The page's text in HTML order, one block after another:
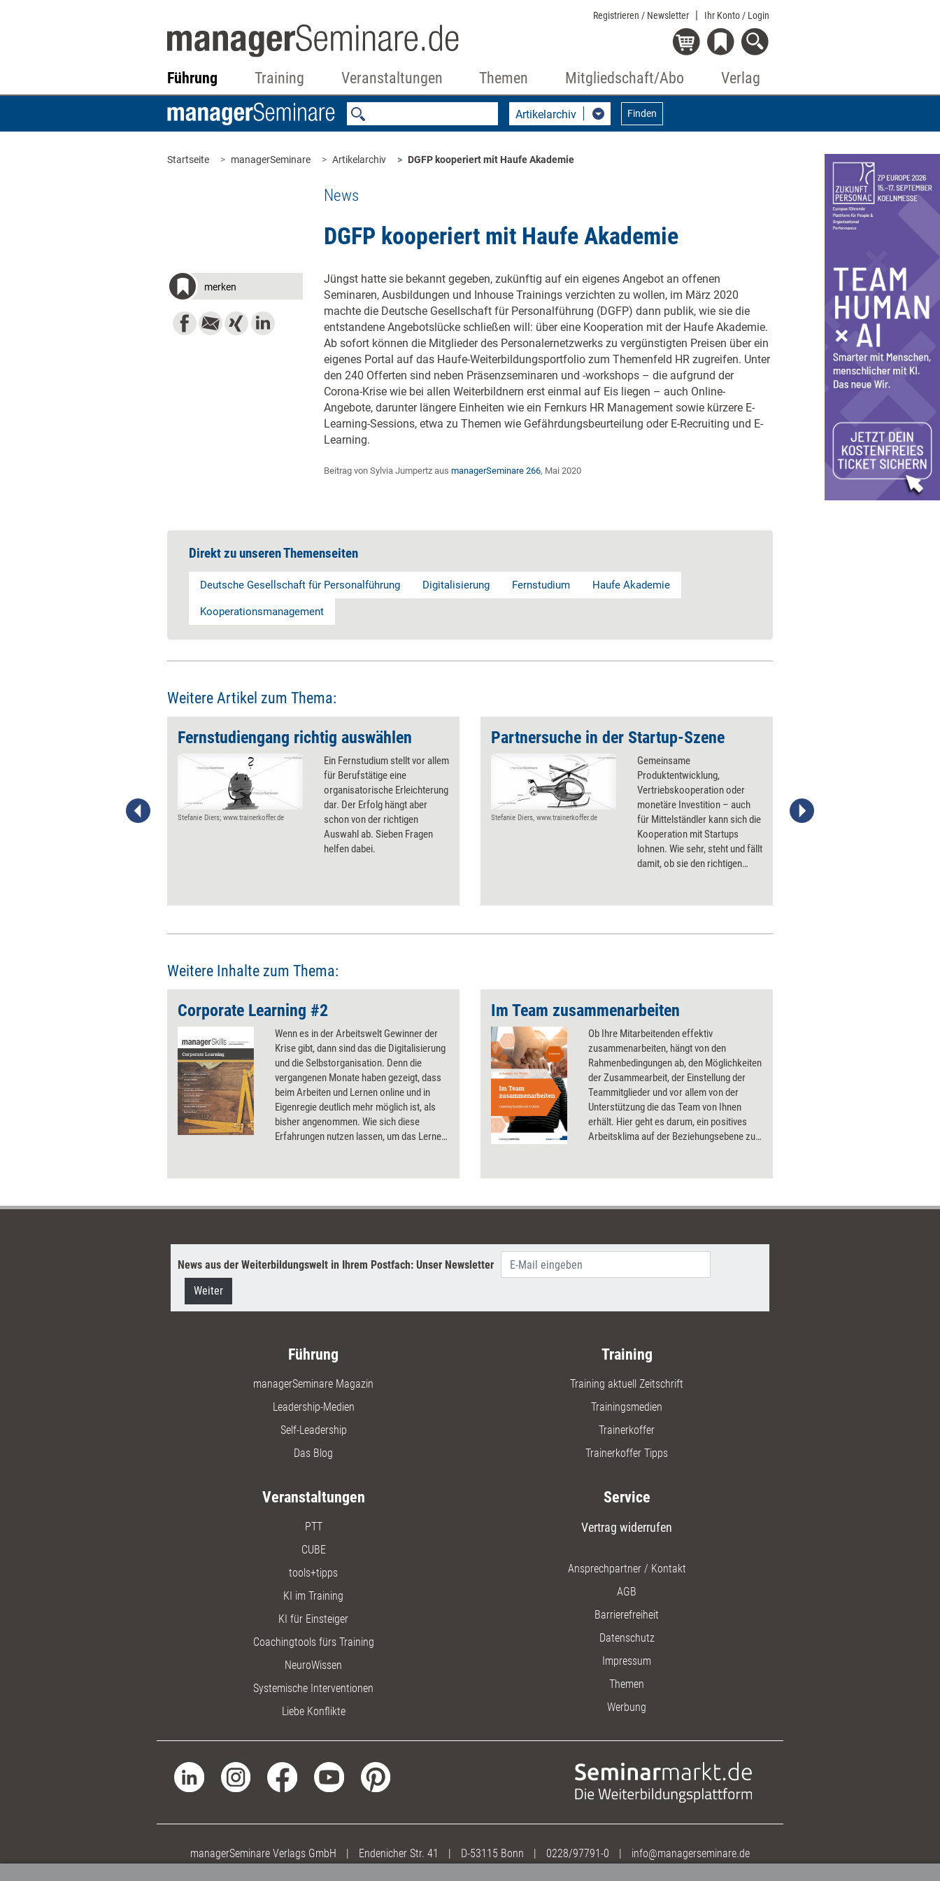
Registrieren / Newsletter Ihr Konto / Login
Führung Training Veranstaltungen Themen Mitgliedschaft/Abo Verlag
Artikelarchiv Finden
Startseite managerSeminare Artikelarchiv DGFP kooperiert mit Haufe Akademie
News
DGFP kooperiert mit Haufe Akademie
merken
Jüngst hatte sie bekannt gegeben, zukünftig auf ein eigenes Angebot an offenen
Seminaren, Ausbildungen und Inhouse Trainings verzichten zu wollen, im März 2020
machte die Deutsche Gesellschaft für Personalführung (DGFP) dann publik, wie sie die
entstandene Angebotslücke schließen will: über eine Kooperation mit der Haufe Akademie.
Ab sofort können die Mitglieder des Personalernetzwerks zu vergünstigten Preisen über ein
eigenes Portal auf das Haufe-Weiterbildungsportfolio zum Themenfeld HR zugreifen. Unter
den 240 Offerten sind neben Präsenzseminaren und -workshops – die aufgrund der
Corona-Krise wie bei allen Weiterbildnern erst einmal auf Eis liegen – auch Online-
Angebote, darunter längere Einheiten wie ein Fernkurs HR Management sowie kürzere E-
Learning-Sessions, etwa zu Themen wie Gefährdungsbeurteilung oder E-Recruiting und E-
Learning.
Beitrag von Sylvia Jumpertz aus managerSeminare 266, Mai 2020
Direkt zu unseren Themenseiten
Deutsche Gesellschaft für Personalführung Digitalisierung Fernstudium Haufe Akademie
Kooperationsmanagement
Weitere Artikel zum Thema:
Kooperationsplattformen, auf
Fernstudiengang richtig auswählen
Stefanie Diers; www.trainerkoffer.de
Ein Fernstudium stellt vor allem
für Berufstätige eine
organisatorische Erleichterung
dar. Der Erfolg hängt aber
schon von der richtigen
Auswahl ab. Sieben Fragen
helfen dabei.
Partnersuche in der Startup-Szene
Stefanie Diers, www.trainerkoffer.de
Gemeinsame
Produktentwicklung,
Vertriebskooperation oder
monetäre Investition – auch
für Mittelständler kann sich die
Kooperation mit Startups
lohnen. Wie sehr, steht und fällt
damit, ob sie den richtigen
Stefanie Diers, © www.trainerkoffer.de
Weitere Inhalte zum Thema:
Corporate Learning #2
Wenn es in der Arbeitswelt Gewinner der
Krise gibt, dann sind das die Digitalisierung
und die Selbstorganisation. Denn die
vergangenen Monate haben gezeigt, dass
beim Arbeiten und Lernen online und in
Eigenregie deutlich mehr möglich ist, als
bisher angenommen. Wie sich diese
Erfahrungen nutzen lassen, um das Lernen
Corporate Learning zu machen.
Im Team zusammenarbeiten
Ob Ihre Mitarbeitenden effektiv
zusammenarbeiten, hängt von den
Rahmenbedingungen ab, den Möglichkeiten
der Zusammearbeit, der Einstellung der
Teammitglieder und vor allem von der
Unterstützung die das Team von Ihnen
erhält. Hier geht es darum, ein positives
Arbeitsklima auf der Beziehungsebene zu
Ergebnisorientierung auf der Arbeitsebene.
Bundles unterstützen Führungskräfte und
News aus der Weiterbildungswelt in Ihrem Postfach: Unser Newsletter
Weiter
Führung
managerSeminare Magazin
Leadership-Medien
Self-Leadership
Das Blog
Training
Training aktuell Zeitschrift
Trainingsmedien
Trainerkoffer
Trainerkoffer Tipps
Veranstaltungen
PTT
CUBE
tools+tipps
KI im Training
KI für Einsteiger
Coachingtools fürs Training
NeuroWissen
Systemische Interventionen
Liebe Konflikte
Service
Vertrag widerrufen
Ansprechpartner / Kontakt
AGB
Barrierefreiheit
Datenschutz
Impressum
Themen
Werbung
managerSeminare Verlags GmbH | Endenicher Str. 41 | D-53115 Bonn | 0228/97791-0 | info@managerseminare.de